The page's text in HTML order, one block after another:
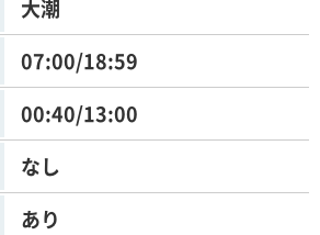
大潮
07:00/18:59
00:40/13:00
なし
あり